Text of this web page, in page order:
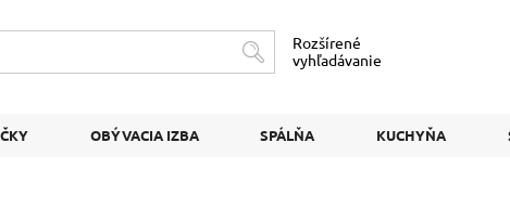
Rozšírené
vyhľadávanie
OBÝVACIA IZBA SPÁLŇA KUCHYŇA